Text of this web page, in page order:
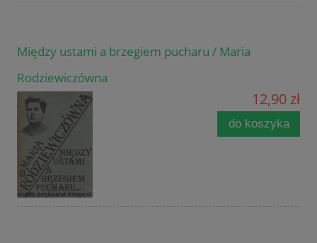
Między ustami a brzegiem pucharu / Maria
Rodziewiczówna
12,90 zł
do koszyka